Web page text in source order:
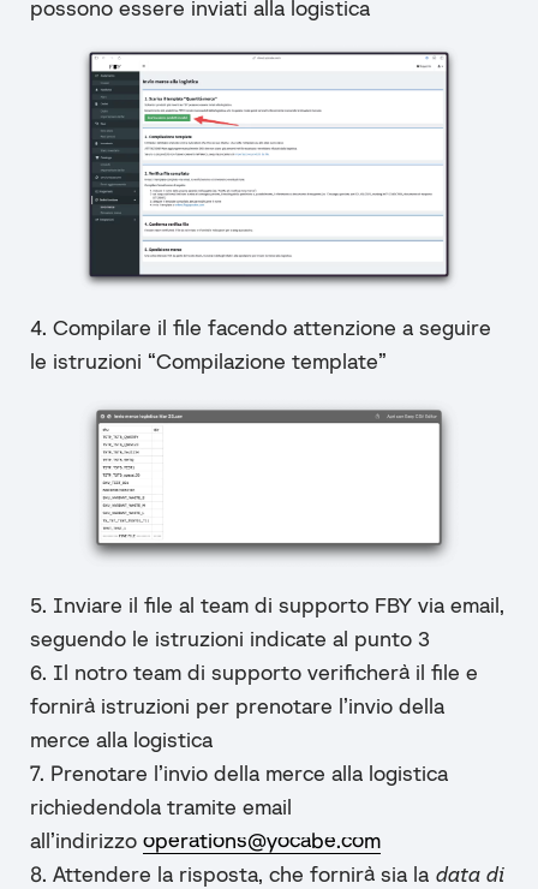
possono essere inviati alla logistica
4. Compilare il file facendo attenzione a seguire
le istruzioni “Compilazione template”
5. Inviare il file al team di supporto FBY via email,
seguendo le istruzioni indicate al punto 3
6. Il notro team di supporto verificherà il file e
fornirà istruzioni per prenotare l’invio della
merce alla logistica
7. Prenotare l’invio della merce alla logistica
richiedendola tramite email
all’indirizzo operations@yocabe.com
8. Attendere la risposta, che fornirà sia la data di